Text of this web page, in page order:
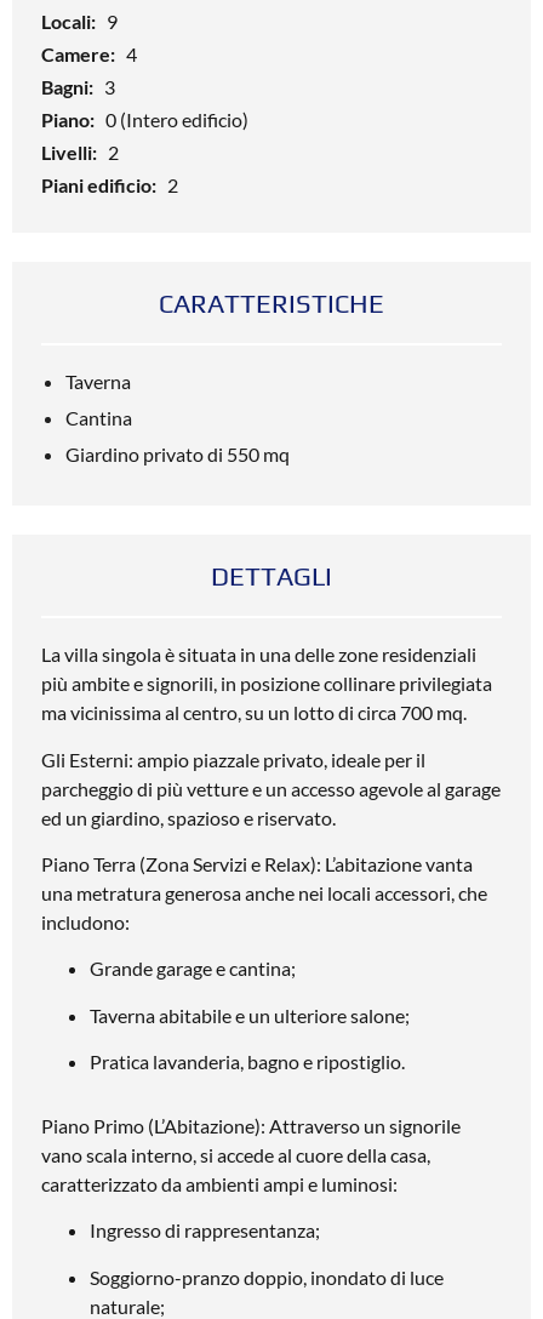
Locali: 9
Camere: 4
Bagni: 3
Piano: 0 (Intero edificio)
Livelli: 2
Piani edificio: 2
CARATTERISTICHE
Taverna
Cantina
Giardino privato di 550 mq
DETTAGLI
La villa singola è situata in una delle zone residenziali
più ambite e signorili, in posizione collinare privilegiata
ma vicinissima al centro, su un lotto di circa 700 mq.
Gli Esterni: ampio piazzale privato, ideale per il
parcheggio di più vetture e un accesso agevole al garage
ed un giardino, spazioso e riservato.
Piano Terra (Zona Servizi e Relax): L’abitazione vanta
una metratura generosa anche nei locali accessori, che
includono:
Grande garage e cantina;
Taverna abitabile e un ulteriore salone;
Pratica lavanderia, bagno e ripostiglio.
Piano Primo (L’Abitazione): Attraverso un signorile
vano scala interno, si accede al cuore della casa,
caratterizzato da ambienti ampi e luminosi:
Ingresso di rappresentanza;
Soggiorno-pranzo doppio, inondato di luce
naturale;